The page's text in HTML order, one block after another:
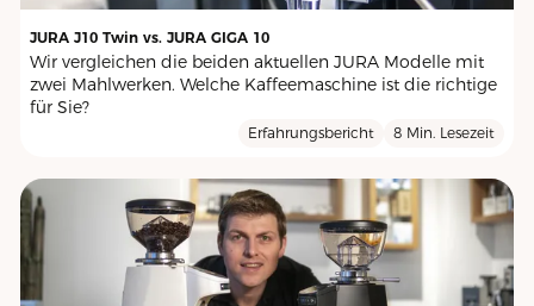
JURA J10 Twin vs. JURA GIGA 10
Wir vergleichen die beiden aktuellen JURA Modelle mit
zwei Mahlwerken. Welche Kaffeemaschine ist die richtige
für Sie?
Erfahrungsbericht 8 Min. Lesezeit